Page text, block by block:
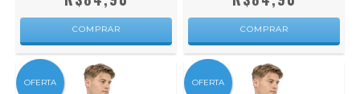
COMPRAR COMPRAR
OFERTA OFERTA